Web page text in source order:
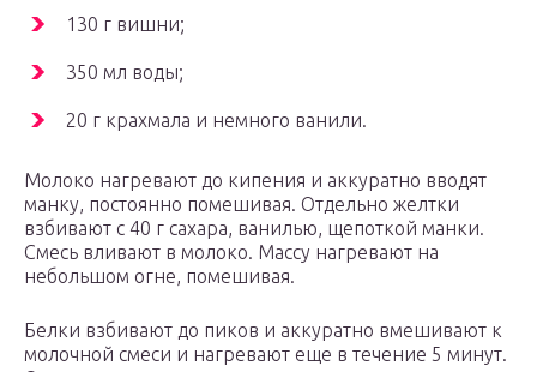
130 г вишни;
350 мл воды;
20 г крахмала и немного ванили.
Молоко нагревают до кипения и аккуратно вводят
манку, постоянно помешивая. Отдельно желтки
взбивают с 40 г сахара, ванилью, щепоткой манки.
Смесь вливают в молоко. Массу нагревают на
небольшом огне, помешивая.
Белки взбивают до пиков и аккуратно вмешивают к
молочной смеси и нагревают еще в течение 5 минут.